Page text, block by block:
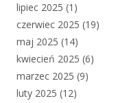
lipiec 2025 (1)
czerwiec 2025 (19)
maj 2025 (14)
kwiecień 2025 (6)
marzec 2025 (9)
luty 2025 (12)